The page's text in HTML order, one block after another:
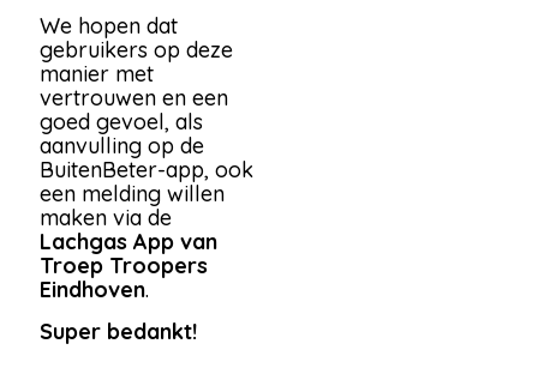
We hopen dat
gebruikers op deze
manier met
vertrouwen en een
goed gevoel, als
aanvulling op de
BuitenBeter-app, ook
een melding willen
maken via de
Lachgas App van
Troep Troopers
Eindhoven.
Super bedankt!